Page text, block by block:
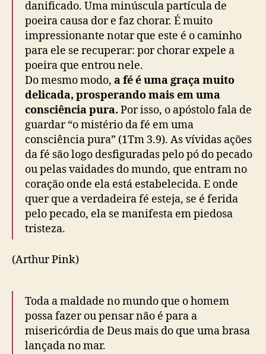
danificado. Uma minúscula partícula de
poeira causa dor e faz chorar. É muito
impressionante notar que este é o caminho
para ele se recuperar: por chorar expele a
poeira que entrou nele.
Do mesmo modo, a fé é uma graça muito
delicada, prosperando mais em uma
consciência pura. Por isso, o apóstolo fala de
guardar “o mistério da fé em uma
consciência pura” (1Tm 3.9). As vívidas ações
da fé são logo desfiguradas pelo pó do pecado
ou pelas vaidades do mundo, que entram no
coração onde ela está estabelecida. E onde
quer que a verdadeira fé esteja, se é ferida
pelo pecado, ela se manifesta em piedosa
tristeza.
(Arthur Pink)
Toda a maldade no mundo que o homem
possa fazer ou pensar não é para a
misericórdia de Deus mais do que uma brasa
lançada no mar.